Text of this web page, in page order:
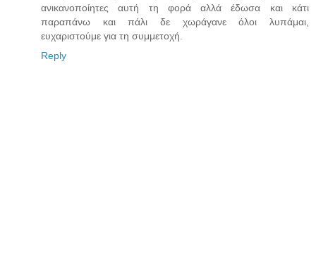
ανικανοποίητες αυτή τη φορά αλλά έδωσα και κάτι
παραπάνω και πάλι δε χωράγανε όλοι λυπάμαι,
ευχαριστούμε για τη συμμετοχή.
Reply